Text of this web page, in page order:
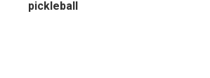
pickleball